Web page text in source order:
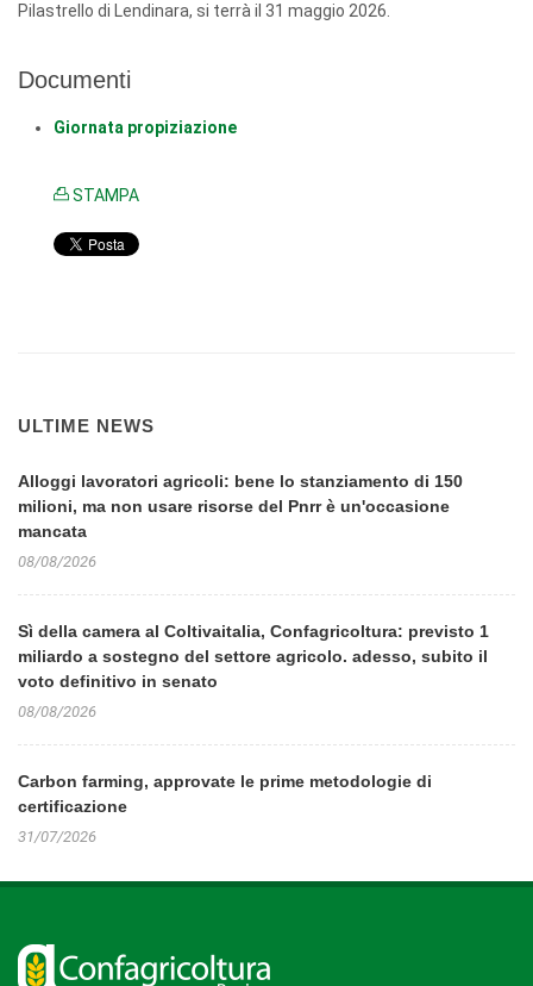
Pilastrello di Lendinara, si terrà il 31 maggio 2026.
Documenti
Giornata propiziazione
STAMPA
ULTIME NEWS
Alloggi lavoratori agricoli: bene lo stanziamento di 150
milioni, ma non usare risorse del Pnrr è un'occasione
mancata
08/08/2026
Sì della camera al Coltivaitalia, Confagricoltura: previsto 1
miliardo a sostegno del settore agricolo. adesso, subito il
voto definitivo in senato
08/08/2026
Carbon farming, approvate le prime metodologie di
certificazione
31/07/2026